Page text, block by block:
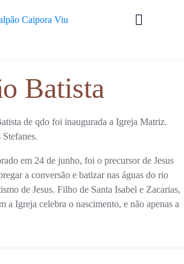
Batista
de qdo foi inaugurada a Igreja Matriz.
em 24 de junho, foi o precursor de Jesus
a conversão e batizar nas águas do rio
de Jesus. Filho de Santa Isabel e Zacarias,
a Igreja celebra o nascimento, e não apenas a